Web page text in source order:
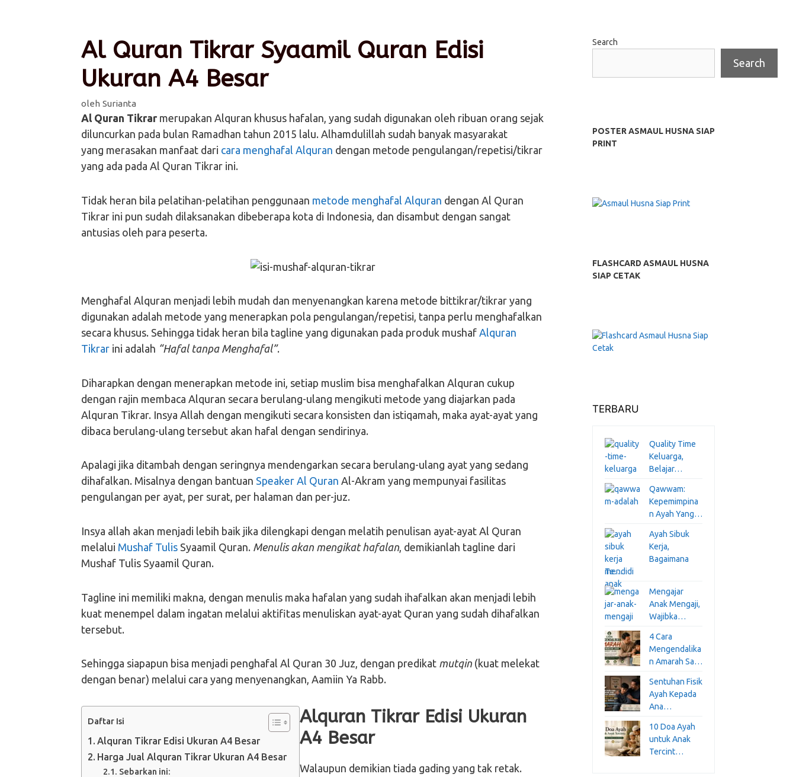
Al Quran Tikrar Syaamil Quran Edisi
Ukuran A4 Besar
oleh Surianta
Al Quran Tikrar merupakan Alquran khusus hafalan, yang sudah digunakan oleh ribuan orang sejak
diluncurkan pada bulan Ramadhan tahun 2015 lalu. Alhamdulillah sudah banyak masyarakat
yang merasakan manfaat dari cara menghafal Alquran dengan metode pengulangan/repetisi/tikrar
yang ada pada Al Quran Tikrar ini.
Tidak heran bila pelatihan-pelatihan penggunaan metode menghafal Alquran dengan Al Quran
Tikrar ini pun sudah dilaksanakan dibeberapa kota di Indonesia, dan disambut dengan sangat
antusias oleh para peserta.
Menghafal Alquran menjadi lebih mudah dan menyenangkan karena metode bittikrar/tikrar yang
digunakan adalah metode yang menerapkan pola pengulangan/repetisi, tanpa perlu menghafalkan
secara khusus. Sehingga tidak heran bila tagline yang digunakan pada produk mushaf Alquran
Tikrar ini adalah “Hafal tanpa Menghafal”.
Diharapkan dengan menerapkan metode ini, setiap muslim bisa menghafalkan Alquran cukup
dengan rajin membaca Alquran secara berulang-ulang mengikuti metode yang diajarkan pada
Alquran Tikrar. Insya Allah dengan mengikuti secara konsisten dan istiqamah, maka ayat-ayat yang
dibaca berulang-ulang tersebut akan hafal dengan sendirinya.
Apalagi jika ditambah dengan seringnya mendengarkan secara berulang-ulang ayat yang sedang
dihafalkan. Misalnya dengan bantuan Speaker Al Quran Al-Akram yang mempunyai fasilitas
pengulangan per ayat, per surat, per halaman dan per-juz.
Insya allah akan menjadi lebih baik jika dilengkapi dengan melatih penulisan ayat-ayat Al Quran
melalui Mushaf Tulis Syaamil Quran. Menulis akan mengikat hafalan, demikianlah tagline dari
Mushaf Tulis Syaamil Quran.
Tagline ini memiliki makna, dengan menulis maka hafalan yang sudah ihafalkan akan menjadi lebih
kuat menempel dalam ingatan melalui aktifitas menuliskan ayat-ayat Quran yang sudah dihafalkan
tersebut.
Sehingga siapapun bisa menjadi penghafal Al Quran 30 Juz, dengan predikat mutqin (kuat melekat
dengan benar) melalui cara yang menyenangkan, Aamiin Ya Rabb.
Daftar Isi
Alquran Tikrar Edisi Ukuran A4 Besar
Harga Jual Alquran Tikrar Ukuran A4 Besar
Sebarkan ini:
Alquran Tikrar Edisi Ukuran
A4 Besar
Walaupun demikian tiada gading yang tak retak.
Search
Search
POSTER ASMAUL HUSNA SIAP
PRINT
FLASHCARD ASMAUL HUSNA
SIAP CETAK
TERBARU
Quality Time
Keluarga,
Belajar…
Qawwam:
Kepemimpina
n Ayah Yang…
Ayah Sibuk
Kerja,
Bagaimana
Te…
Mengajar
Anak Mengaji,
Wajibka…
4 Cara
Mengendalika
n Amarah Sa…
Sentuhan Fisik
Ayah Kepada
Ana…
10 Doa Ayah
untuk Anak
Tercint…